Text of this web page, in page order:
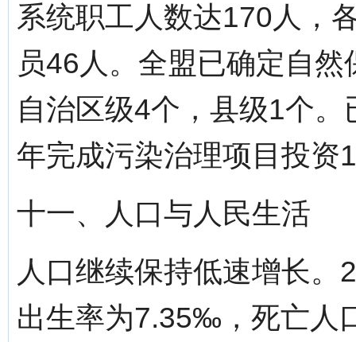
系统职工人数达170人，
员46人。全盟已确定自
自治区级4个，县级1个
年完成污染治理项目投资
十一、人口与人民生活
人口继续保持低速增长
出生率为7.35‰，死亡人